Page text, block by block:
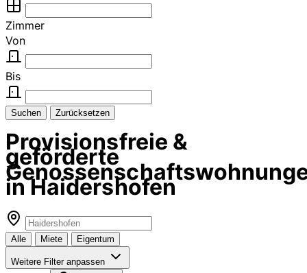
Zimmer
Von
Bis
Suchen Zurücksetzen
Provisionsfreie &
geförderte
in Haidershofen
Alle Miete Eigentum
Weitere Filter anpassen